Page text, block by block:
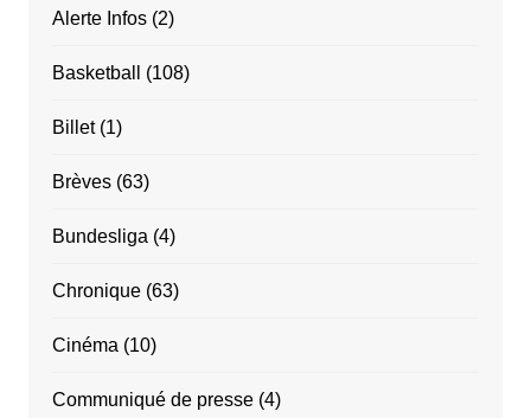
Alerte Infos(2)
Basketball (108)
Billet(1)
Brèves(63)
Bundesliga (4)
Chronique(63)
Cinéma (10)
Communiqué de presse(4)